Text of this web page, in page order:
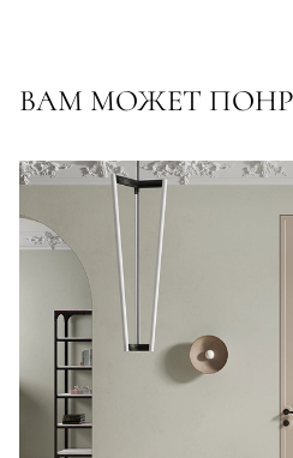
ВАМ МОЖЕТ